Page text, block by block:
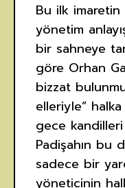
Bu ilk imaretin
yönetim
bir sahneye
göre Orhan
bizzat
elleriyle”
gece kandilleri
Padişahın bu
sadece bir
yöneticinin